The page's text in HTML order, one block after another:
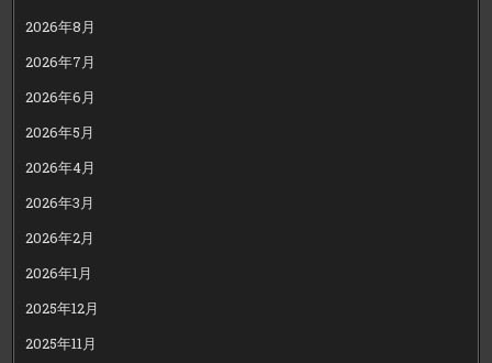
2026年8月
2026年7月
2026年6月
2026年5月
2026年4月
2026年3月
2026年2月
2026年1月
2025年12月
2025年11月